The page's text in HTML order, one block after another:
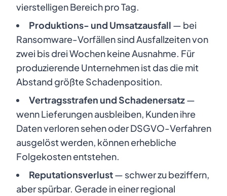
vierstelligen Bereich pro Tag.
Produktions- und Umsatzausfall — bei
Ransomware-Vorfällen sind Ausfallzeiten von
zwei bis drei Wochen keine Ausnahme. Für
produzierende Unternehmen ist das die mit
Abstand größte Schadenposition.
Vertragsstrafen und Schadenersatz—
wenn Lieferungen ausbleiben, Kunden ihre
Daten verloren sehen oder DSGVO-Verfahren
ausgelöst werden, können erhebliche
Folgekosten entstehen.
Reputationsverlust— schwer zu beziffern,
aber spürbar. Gerade in einer regional